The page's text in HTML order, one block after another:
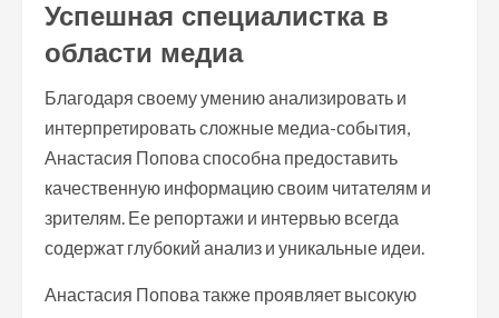
Успешная специалистка в
области медиа
Благодаря своему умению анализировать и
интерпретировать сложные медиа-события,
Анастасия Попова способна предоставить
качественную информацию своим читателям и
зрителям. Ее репортажи и интервью всегда
содержат глубокий анализ и уникальные идеи.
Анастасия Попова также проявляет высокую